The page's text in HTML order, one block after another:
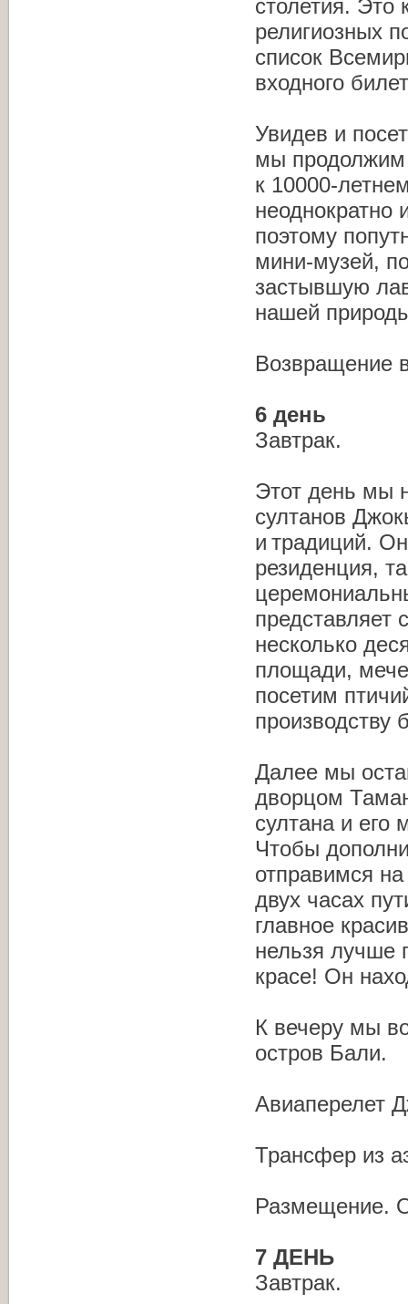
столетия. Это
религиозных
список
входного
Увидев и
мы продолжим
к 10000-
неоднократно
поэтому
мини-музей,
застывшую
нашей
Возвращение
6 день
Завтрак.
Этот день мы
султанов
и традиций.
резиденция,
представляет
несколько
площади,
посетим
производству
Далее мы
дворцом
султана и его
Чтобы
отправимся
двух часах
главное
нельзя лучше
красе! Он
К вечеру мы
остров Бали.
Авиаперелет
Трансфер из
Размещение.
7 ДЕНЬ
Завтрак.